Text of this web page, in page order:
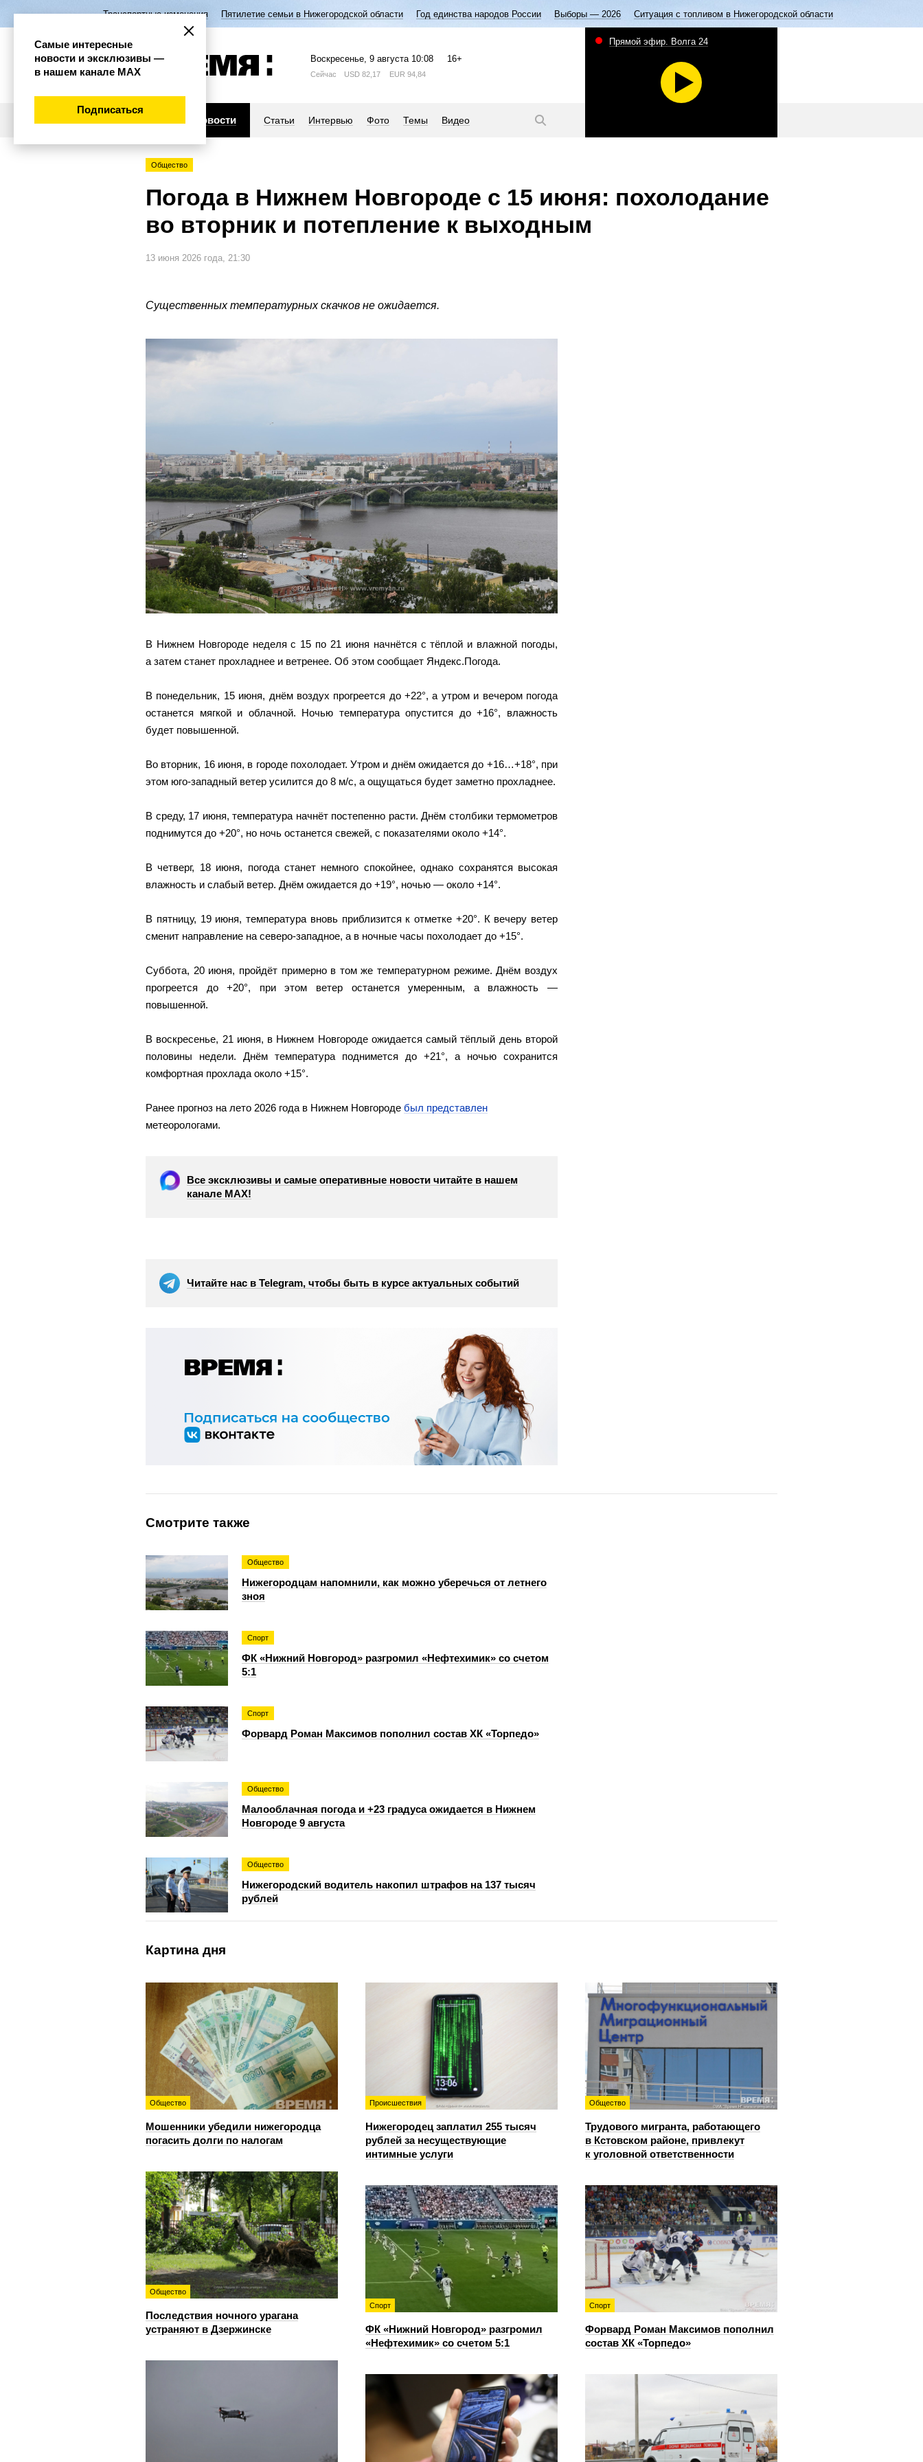
Транспортные изменения Пятилетие семьи в Нижегородской области Год единства народов России Выборы — 2026 Ситуация с топливом в Нижегородской области
Воскресенье, 9 августа 10:08 16+
Сейчас USD 82,17 EUR 94,84
Новости Статьи Интервью Фото Темы Видео
Прямой эфир. Волга 24
Общество
Погода в Нижнем Новгороде с 15 июня: похолодание
во вторник и потепление к выходным
13 июня 2026 года, 21:30
Существенных температурных скачков не ожидается.
В Нижнем Новгороде неделя с 15 по 21 июня начнётся с тёплой и влажной погоды,
а затем станет прохладнее и ветренее. Об этом сообщает Яндекс.Погода.
В понедельник, 15 июня, днём воздух прогреется до +22°, а утром и вечером погода
останется мягкой и облачной. Ночью температура опустится до +16°, влажность
будет повышенной.
Во вторник, 16 июня, в городе похолодает. Утром и днём ожидается до +16…+18°, при
этом юго-западный ветер усилится до 8 м/с, а ощущаться будет заметно прохладнее.
В среду, 17 июня, температура начнёт постепенно расти. Днём столбики термометров
поднимутся до +20°, но ночь останется свежей, с показателями около +14°.
В четверг, 18 июня, погода станет немного спокойнее, однако сохранятся высокая
влажность и слабый ветер. Днём ожидается до +19°, ночью — около +14°.
В пятницу, 19 июня, температура вновь приблизится к отметке +20°. К вечеру ветер
сменит направление на северо-западное, а в ночные часы похолодает до +15°.
Суббота, 20 июня, пройдёт примерно в том же температурном режиме. Днём воздух
прогреется до +20°, при этом ветер останется умеренным, а влажность —
повышенной.
В воскресенье, 21 июня, в Нижнем Новгороде ожидается самый тёплый день второй
половины недели. Днём температура поднимется до +21°, а ночью сохранится
комфортная прохлада около +15°.
Ранее прогноз на лето 2026 года в Нижнем Новгороде был представлен
метеорологами.
Все эксклюзивы и самые оперативные новости читайте в нашем
канале МАХ!
Читайте нас в Telegram, чтобы быть в курсе актуальных событий
Смотрите также
Общество
Нижегородцам напомнили, как можно уберечься от летнего
зноя
Спорт
ФК «Нижний Новгород» разгромил «Нефтехимик» со счетом
5:1
Спорт
Форвард Роман Максимов пополнил состав ХК «Торпедо»
Общество
Малооблачная погода и +23 градуса ожидается в Нижнем
Новгороде 9 августа
Общество
Нижегородский водитель накопил штрафов на 137 тысяч
рублей
Картина дня
Общество
Мошенники убедили нижегородца
погасить долги по налогам
Происшествия
Нижегородец заплатил 255 тысяч
рублей за несуществующие
интимные услуги
Общество
Трудового мигранта, работающего
в Кстовском районе, привлекут
к уголовной ответственности
Общество
Последствия ночного урагана
устраняют в Дзержинске
Спорт
ФК «Нижний Новгород» разгромил
«Нефтехимик» со счетом 5:1
Спорт
Форвард Роман Максимов пополнил
состав ХК «Торпедо»
Самые интересные
новости и эксклюзивы —
в нашем канале МАХ
Подписаться